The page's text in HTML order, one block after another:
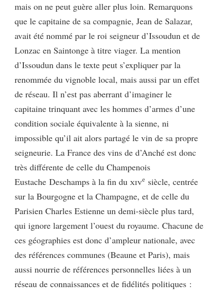
mais on ne peut guère aller plus loin. Remarquons
que le capitaine de sa compagnie, Jean de Salazar,
avait été nommé par le roi seigneur d’Issoudun et de
Lonzac en Saintonge à titre viager. La mention
d’Issoudun dans le texte peut s’expliquer par la
renommée du vignoble local, mais aussi par un effet
de réseau. Il n’est pas aberrant d’imaginer le
capitaine trinquant avec les hommes d’armes d’une
condition sociale équivalente à la sienne, ni
impossible qu’il ait alors partagé le vin de sa propre
seigneurie. La France des vins de d’Anché est donc
très différente de celle du Champenois
Eustache Deschamps à la fin du xive siècle, centrée
sur la Bourgogne et la Champagne, et de celle du
Parisien Charles Estienne un demi-siècle plus tard,
qui ignore largement l’ouest du royaume. Chacune de
ces géographies est donc d’ampleur nationale, avec
des références communes (Beaune et Paris), mais
aussi nourrie de références personnelles liées à un
réseau de connaissances et de fidélités politiques :